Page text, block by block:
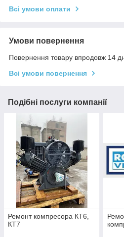
Всі умови оплати
Умови повернення
Повернення товару впродовж 14
Всі умови повернення
Подібні послуги компанії
Ремонт компресора КТ6,
КТ7